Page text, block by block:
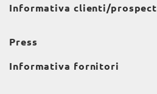
Informativa clienti/prospect
Press
Informativa fornitori